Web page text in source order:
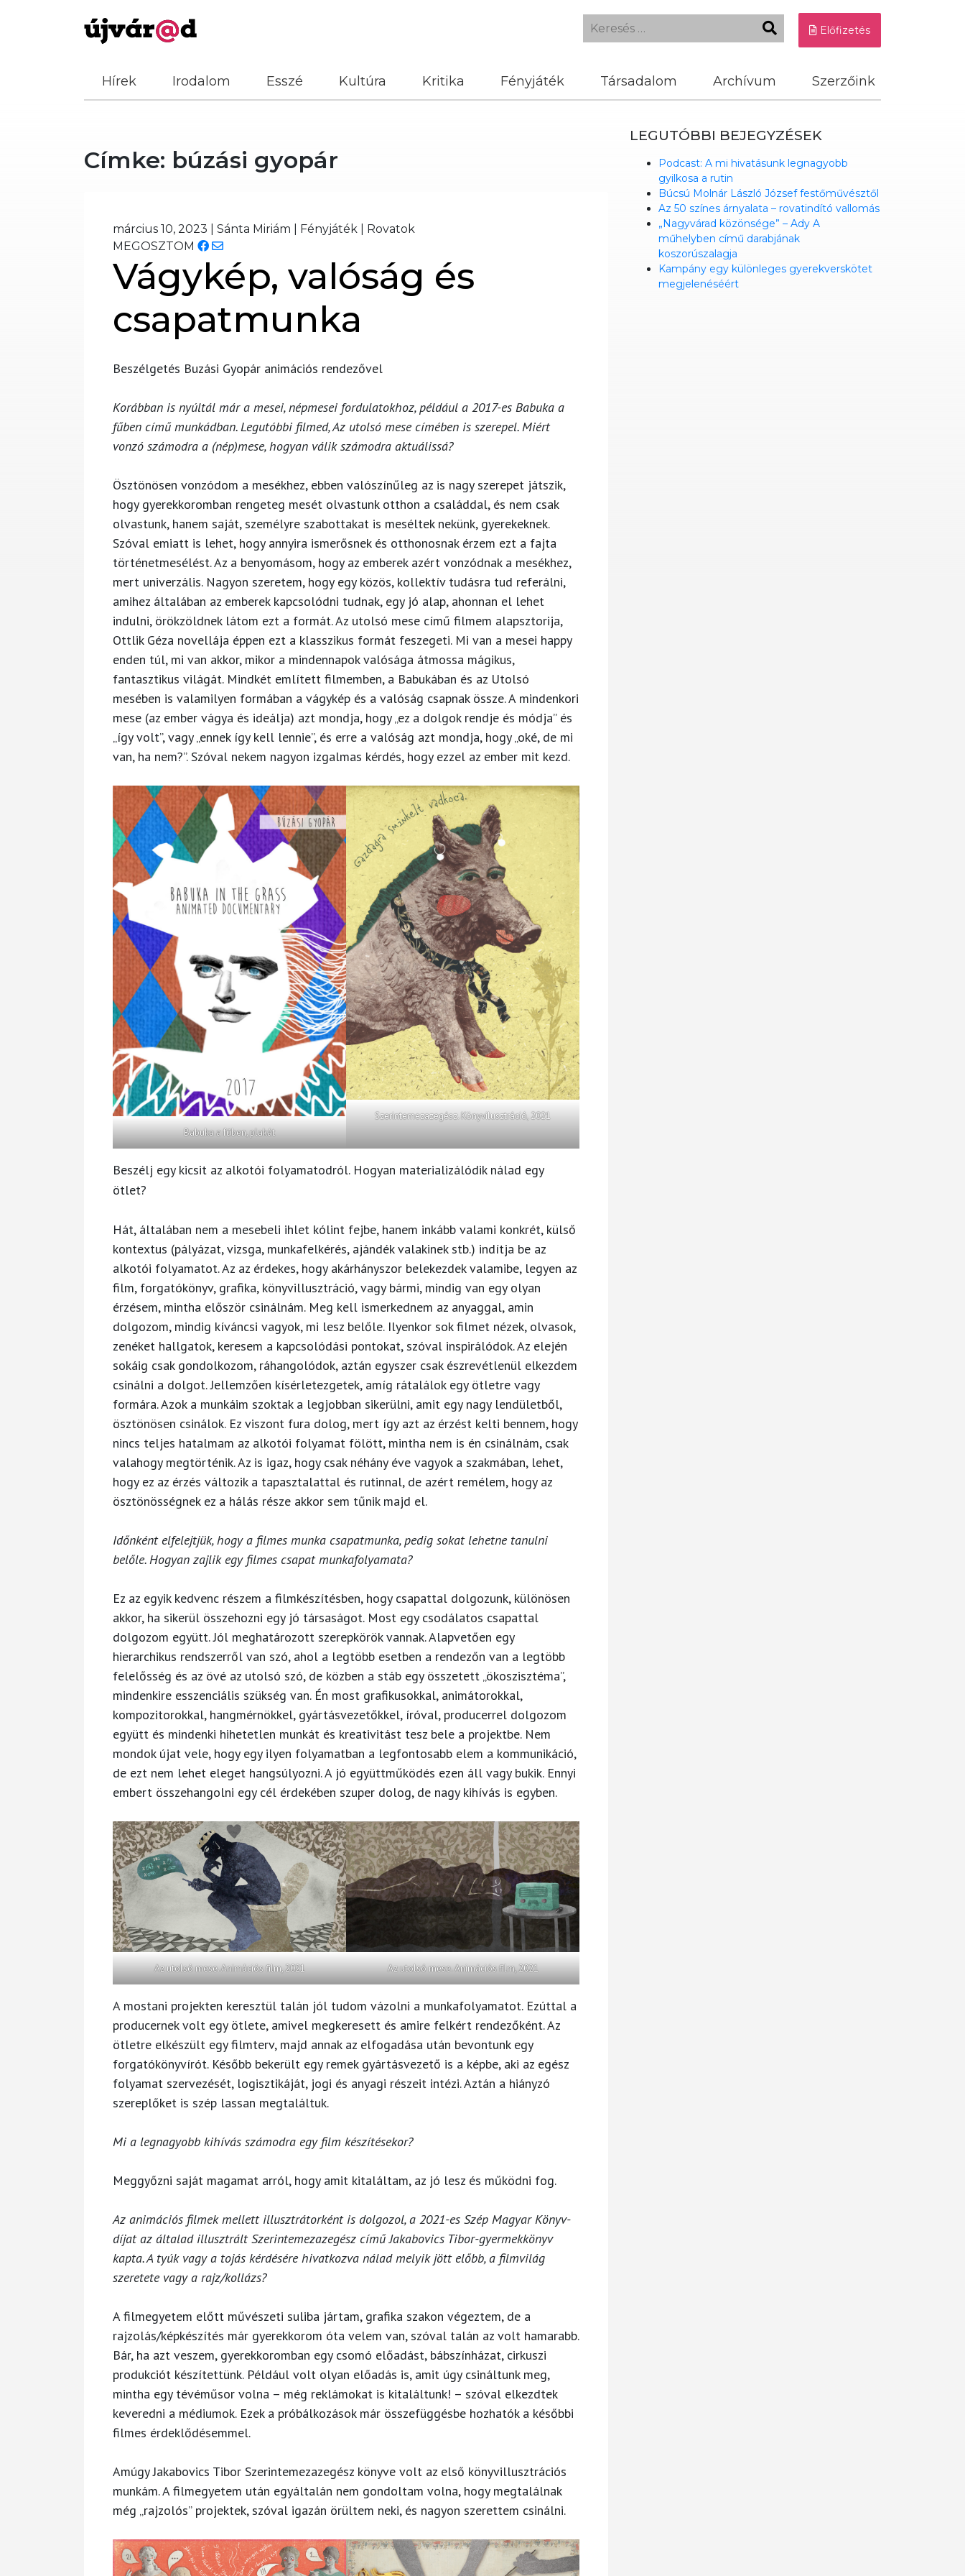
Előfizetés
Hírek Irodalom Esszé Kultúra Kritika Fényjáték Társadalom Archívum Szerzőink
Címke: búzási gyopár
március 10, 2023 Sánta Miriám Fényjáték
Rovatok
MEGOSZTOM
Vágykép, valóság és
csapatmunka
Beszélgetés Buzási Gyopár animációs rendezővel
Korábban is nyúltál már a mesei, népmesei fordulatokhoz, például a 2017-es Babuka a
fűben című munkádban. Legutóbbi filmed, Az utolsó mese címében is szerepel. Miért
vonzó számodra a (nép)mese, hogyan válik számodra aktuálissá?
Ösztönösen vonzódom a mesékhez, ebben valószínűleg az is nagy szerepet játszik,
hogy gyerekkoromban rengeteg mesét olvastunk otthon a családdal, és nem csak
olvastunk, hanem saját, személyre szabottakat is meséltek nekünk, gyerekeknek.
Szóval emiatt is lehet, hogy annyira ismerősnek és otthonosnak érzem ezt a fajta
történetmesélést. Az a benyomásom, hogy az emberek azért vonzódnak a mesékhez,
mert univerzális. Nagyon szeretem, hogy egy közös, kollektív tudásra tud referálni,
amihez általában az emberek kapcsolódni tudnak, egy jó alap, ahonnan el lehet
indulni, örökzöldnek látom ezt a formát. Az utolsó mese című filmem alapsztorija,
Ottlik Géza novellája éppen ezt a klasszikus formát feszegeti. Mi van a mesei happy
enden túl, mi van akkor, mikor a mindennapok valósága átmossa mágikus,
fantasztikus világát. Mindkét említett filmemben, a Babukában és az Utolsó
mesében is valamilyen formában a vágykép és a valóság csapnak össze. A mindenkori
mese (az ember vágya és ideálja) azt mondja, hogy „ez a dolgok rendje és módja” és
„így volt”, vagy „ennek így kell lennie”, és erre a valóság azt mondja, hogy „oké, de mi
van, ha nem?”. Szóval nekem nagyon izgalmas kérdés, hogy ezzel az ember mit kezd.
Babuka a fűben, plakát
Szerintemezazegész. Könyvilusztráció, 2021
Beszélj egy kicsit az alkotói folyamatodról. Hogyan materializálódik nálad egy
ötlet?
Hát, általában nem a mesebeli ihlet kólint fejbe, hanem inkább valami konkrét, külső
kontextus (pályázat, vizsga, munkafelkérés, ajándék valakinek stb.) indítja be az
alkotói folyamatot. Az az érdekes, hogy akárhányszor belekezdek valamibe, legyen az
film, forgatókönyv, grafika, könyvillusztráció, vagy bármi, mindig van egy olyan
érzésem, mintha először csinálnám. Meg kell ismerkednem az anyaggal, amin
dolgozom, mindig kíváncsi vagyok, mi lesz belőle. Ilyenkor sok filmet nézek, olvasok,
zenéket hallgatok, keresem a kapcsolódási pontokat, szóval inspirálódok. Az elején
sokáig csak gondolkozom, ráhangolódok, aztán egyszer csak észrevétlenül elkezdem
csinálni a dolgot. Jellemzően kísérletezgetek, amíg rátalálok egy ötletre vagy
formára. Azok a munkáim szoktak a legjobban sikerülni, amit egy nagy lendületből,
ösztönösen csinálok. Ez viszont fura dolog, mert így azt az érzést kelti bennem, hogy
nincs teljes hatalmam az alkotói folyamat fölött, mintha nem is én csinálnám, csak
valahogy megtörténik. Az is igaz, hogy csak néhány éve vagyok a szakmában, lehet,
hogy ez az érzés változik a tapasztalattal és rutinnal, de azért remélem, hogy az
ösztönösségnek ez a hálás része akkor sem tűnik majd el.
Időnként elfelejtjük, hogy a filmes munka csapatmunka, pedig sokat lehetne tanulni
belőle. Hogyan zajlik egy filmes csapat munkafolyamata?
Ez az egyik kedvenc részem a filmkészítésben, hogy csapattal dolgozunk, különösen
akkor, ha sikerül összehozni egy jó társaságot. Most egy csodálatos csapattal
dolgozom együtt. Jól meghatározott szerepkörök vannak. Alapvetően egy
hierarchikus rendszerről van szó, ahol a legtöbb esetben a rendezőn van a legtöbb
felelősség és az övé az utolsó szó, de közben a stáb egy összetett „ökoszisztéma”,
mindenkire esszenciális szükség van. Én most grafikusokkal, animátorokkal,
kompozitorokkal, hangmérnökkel, gyártásvezetőkkel, íróval, producerrel dolgozom
együtt és mindenki hihetetlen munkát és kreativitást tesz bele a projektbe. Nem
mondok újat vele, hogy egy ilyen folyamatban a legfontosabb elem a kommunikáció,
de ezt nem lehet eleget hangsúlyozni. A jó együttműködés ezen áll vagy bukik. Ennyi
embert összehangolni egy cél érdekében szuper dolog, de nagy kihívás is egyben.
Az utolsó mese. Animációs film, 2021 Az utolsó mese. Animációs film, 2021
A mostani projekten keresztül talán jól tudom vázolni a munkafolyamatot. Ezúttal a
producernek volt egy ötlete, amivel megkeresett és amire felkért rendezőként. Az
ötletre elkészült egy filmterv, majd annak az elfogadása után bevontunk egy
forgatókönyvírót. Később bekerült egy remek gyártásvezető is a képbe, aki az egész
folyamat szervezését, logisztikáját, jogi és anyagi részeit intézi. Aztán a hiányzó
szereplőket is szép lassan megtaláltuk.
Mi a legnagyobb kihívás számodra egy film készítésekor?
Meggyőzni saját magamat arról, hogy amit kitaláltam, az jó lesz és működni fog.
Az animációs filmek mellett illusztrátorként is dolgozol, a 2021-es Szép Magyar Könyv-
díjat az általad illusztrált Szerintemezazegész című Jakabovics Tibor-gyermekkönyv
kapta. A tyúk vagy a tojás kérdésére hivatkozva nálad melyik jött előbb, a filmvilág
szeretete vagy a rajz/kollázs?
A filmegyetem előtt művészeti suliba jártam, grafika szakon végeztem, de a
rajzolás/képkészítés már gyerekkorom óta velem van, szóval talán az volt hamarabb.
Bár, ha azt veszem, gyerekkoromban egy csomó előadást, bábszínházat, cirkuszi
produkciót készítettünk. Például volt olyan előadás is, amit úgy csináltunk meg,
mintha egy tévéműsor volna – még reklámokat is kitaláltunk! – szóval elkezdtek
keveredni a médiumok. Ezek a próbálkozások már összefüggésbe hozhatók a későbbi
filmes érdeklődésemmel.
Amúgy Jakabovics Tibor Szerintemezazegész könyve volt az első könyvillusztrációs
munkám. A filmegyetem után egyáltalán nem gondoltam volna, hogy megtalálnak
még „rajzolós” projektek, szóval igazán örültem neki, és nagyon szerettem csinálni.
LEGUTÓBBI BEJEGYZÉSEK
Podcast: A mi hivatásunk legnagyobb
gyilkosa a rutin
Búcsú Molnár László József festőművésztől
Az 50 színes árnyalata – rovatindító vallomás
„Nagyvárad közönsége” – Ady A
műhelyben című darabjának
koszorúszalagja
Kampány egy különleges gyerekverskötet
megjelenéséért